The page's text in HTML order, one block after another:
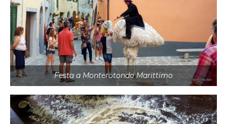
Festa a Monterotondo Marittimo